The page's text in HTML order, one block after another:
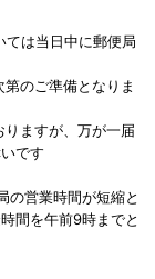
は当日中に郵便局
のご準備となりま
ますが、万が一届
です
営業時間が短縮と
間を午前9時までと